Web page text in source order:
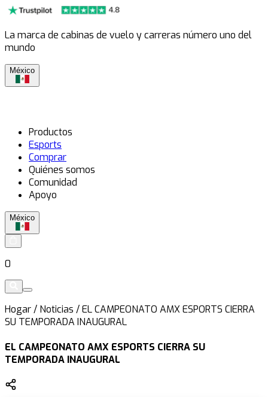
La marca de cabinas de vuelo y carreras número uno del
mundo
México
Productos
Esports
Comprar
Quiénes somos
Comunidad
Apoyo
México
0
Hogar/ Noticias /EL CAMPEONATO AMX ESPORTS CIERRA
SU TEMPORADA INAUGURAL
EL CAMPEONATO AMX ESPORTS CIERRA SU
TEMPORADA INAUGURAL